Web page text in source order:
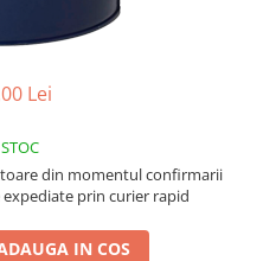
Lei
din momentul confirmarii
prin curier rapid
IN COS